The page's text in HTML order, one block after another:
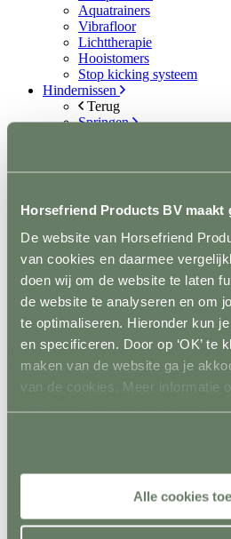
Horsefriend Products BV maakt
De website van Horsefriend
van cookies en daarmee
doen wij om de website te laten
de website te analyseren en om
te optimaliseren. Hieronder kun
en specificeren. Door op ‘OK’ te
maken van de website ga je
van de cookies. Meer informatie
gebruik van persoonsgegevens
Alle cookies
Aquatrainers
Vibrafloor
Lichttherapie
Hooistomers
Stop kicking systeem
Hindernissen
Terug
Springen
Staanders
Complete hindernisen
Cavalettis
Sponsorhindernissen
Hindernis
Dressuur
Terug
Dressuurpiste
Letters
Mennen
Terug
Spelmateriaal
Mobiele opslag
Vloer- en Wandsystemen
Stalwand